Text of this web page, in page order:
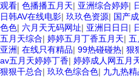
观看| 色播播五月天| 亚洲综合婷婷|
日韩AV在线电影| 玖玖色资源| 国产
色色| 六月天无码网址| 亚洲日日日|
五月天综合| 婷婷五月丁香五月天| 五
亚洲| 在线只有精品| 99热碰碰热| 狠
av五月天婷婷丁香| 婷婷成人网五月
狠狠干总合| 玖玖色综合色| 九九热精